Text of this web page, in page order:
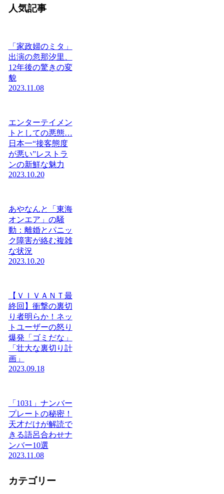
人気記事
「家政婦のミタ」
出演の忽那汐里、
12年後の驚きの変
貌
2023.11.08
エンターテイメン
トとしての悪態…
日本一“接客態度
が悪い”レストラ
ンの新鮮な魅力
2023.10.20
あやなんと「東海
オンエア」の騒
動：離婚とパニッ
ク障害が絡む複雑
な状況
2023.10.20
【ＶＩＶＡＮＴ最
終回】衝撃の裏切
り者明らか！ネッ
トユーザーの怒り
爆発「ゴミだな」
「壮大な裏切り計
画」
2023.09.18
「1031」ナンバー
プレートの秘密！
天才だけが解読で
きる語呂合わせナ
ンバー10選
2023.11.08
カテゴリー